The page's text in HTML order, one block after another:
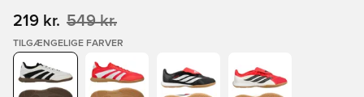
219 kr. 549 kr.
TILGÆNGELIGE FARVER